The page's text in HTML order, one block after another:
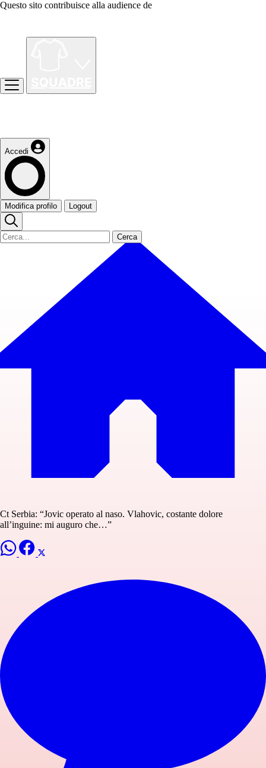
Questo sito contribuisce alla audience de
Accedi
Modifica profilo Logout
Cerca
Ct Serbia: “Jovic operato al naso. Vlahovic, costante dolore
all’inguine: mi auguro che…”